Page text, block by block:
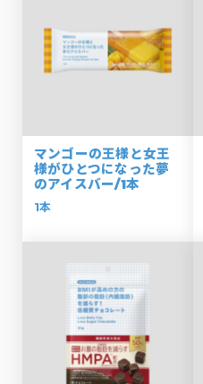
マンゴーの王様と女王
様がひとつになった夢
のアイスバー/1本
1本